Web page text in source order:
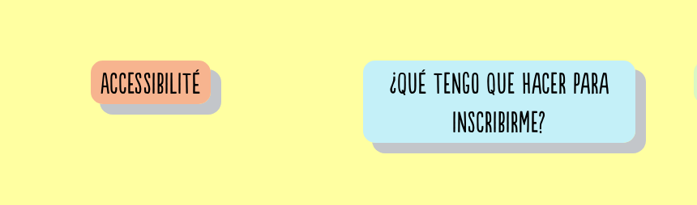
Accessibilité
¿Qué tengo que hacer para
inscribirme?